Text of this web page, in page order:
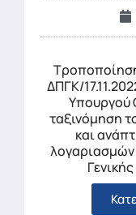
ΔΠΓΚ/
Υπουργού
ταξινόμηση
και
λογαριασμών